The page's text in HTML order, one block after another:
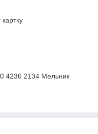
4236 2134 Мельник